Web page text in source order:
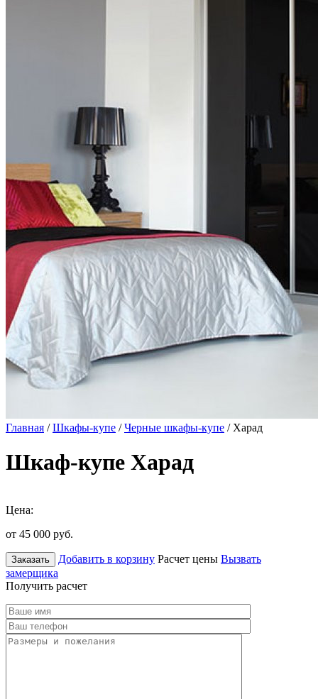
Главная /Шкафы-купе /Черные шкафы-купе / Харад
Шкаф-купе Харад
Цена:
от 45 000 руб.
Заказать Добавить в корзину Расчет цены Вызвать
замерщика
Получить расчет